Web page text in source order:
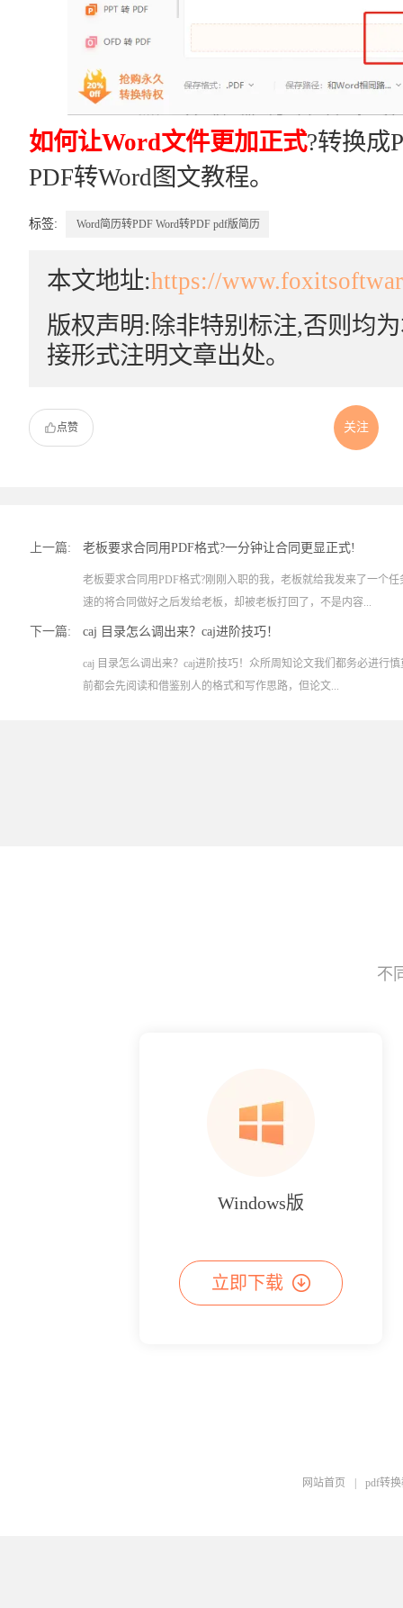
如何让Word文件更加正式?转换成
PDF转Word图文教程。
标签: Word简历转PDF Word转PDF pdf版简历
本文地址:https://
版权声明:除非特别标注,否则均
接形式注明文章出处。
点赞 关注
上一篇: 老板要求合同用PDF格式?一分钟让合同更显正式!
老板要求合同用PDF格式?刚刚入职的我，老板就给我发来了一个
速的将合同做好之后发给老板，却被老板打回了，不是内容...
下一篇: caj 目录怎么调出来？caj进阶技巧！
caj 目录怎么调出来？caj进阶技巧！众所周知论文我们都务必进行
前都会先阅读和借鉴别人的格式和写作思路，但论文...
不
Windows版
立即下载
网站首页 pdf转